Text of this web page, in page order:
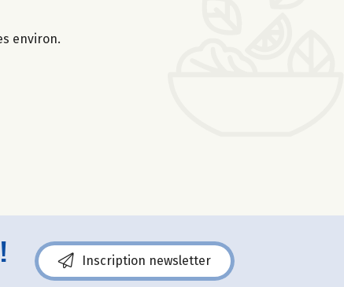
environ.
Inscription newsletter